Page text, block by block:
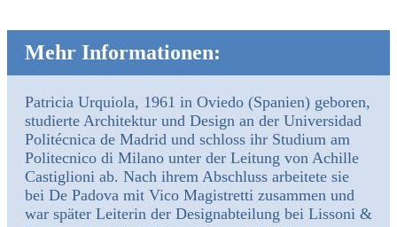
Mehr Informationen:
Patricia Urquiola, 1961 in Oviedo (Spanien) geboren,
studierte Architektur und Design an der Universidad
Politécnica de Madrid und schloss ihr Studium am
Politecnico di Milano unter der Leitung von Achille
Castiglioni ab. Nach ihrem Abschluss arbeitete sie
bei De Padova mit Vico Magistretti zusammen und
war später Leiterin der Designabteilung bei Lissoni &